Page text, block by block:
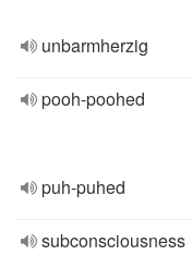
unbarmherzig
pooh-poohed
puh-puhed
subconsciousness